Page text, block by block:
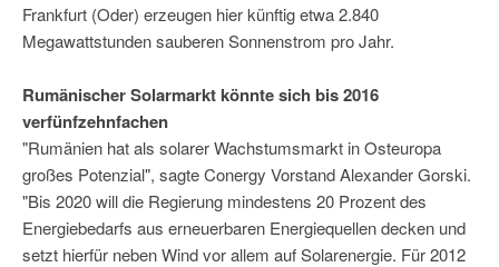
Frankfurt (Oder) erzeugen hier künftig etwa 2.840
Megawattstunden sauberen Sonnenstrom pro Jahr.
Rumänischer Solarmarkt könnte sich bis 2016
verfünfzehnfachen
"Rumänien hat als solarer Wachstumsmarkt in Osteuropa
großes Potenzial", sagte Conergy Vorstand Alexander Gorski.
"Bis 2020 will die Regierung mindestens 20 Prozent des
Energiebedarfs aus erneuerbaren Energiequellen decken und
setzt hierfür neben Wind vor allem auf Solarenergie. Für 2012